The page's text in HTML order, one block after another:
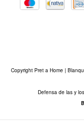
Copyright Pret a Home |
Defensa de las y